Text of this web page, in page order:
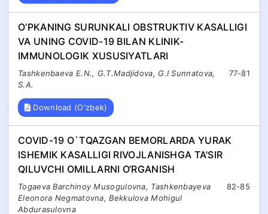
O’PKANING SURUNKALI OBSTRUKTIV KASALLIGI
VA UNING COVID-19 BILAN KLINIK-
IMMUNOLOGIK XUSUSIYATLARI
77-81
Tashkenbaeva E.N., G.T.Madjidova, G.I Sunnatova,
S.A.
Download (O'zbek)
COVID-19 O`TQAZGAN BEMORLARDA YURAK
ISHEMIK KASALLIGI RIVOJLANISHGA TA'SIR
QILUVCHI OMILLARNI O‘RGANISH
82-85
Togaeva Barchinoy Musogulovna, Tashkenbayeva
Eleonora Negmatovna, Bekkulova Mohigul
Abdurasulovna